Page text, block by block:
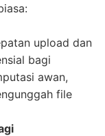
upload dan
bagi
awan,
file